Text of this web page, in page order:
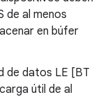
de al menos
en búfer
de datos LE [BT
útil de al